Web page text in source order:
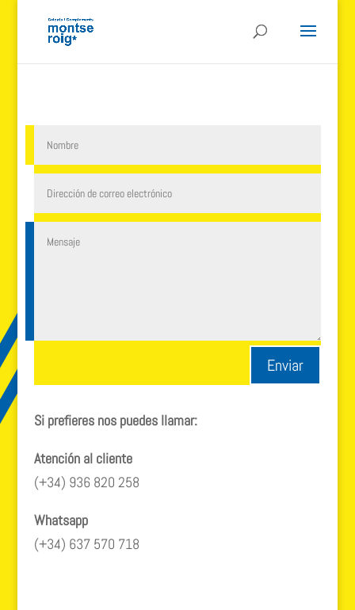
Enviar
Si prefieres nos puedes llamar:
Atención al cliente
(+34) 936 820 258
Whatsapp
(+34) 637 570 718